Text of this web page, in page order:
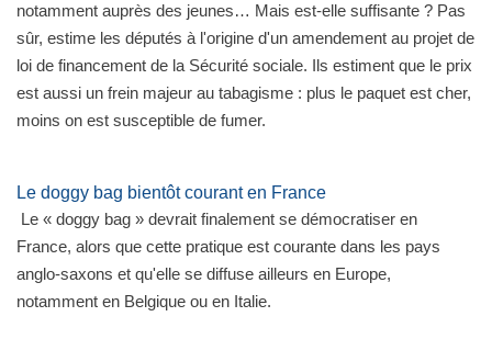
notamment auprès des jeunes… Mais est-elle suffisante ? Pas
sûr, estime les députés à l'origine d'un amendement au projet de
loi de financement de la Sécurité sociale. Ils estiment que le prix
est aussi un frein majeur au tabagisme : plus le paquet est cher,
moins on est susceptible de fumer.
Le doggy bag bientôt courant en France
Le « doggy bag » devrait finalement se démocratiser en
France, alors que cette pratique est courante dans les pays
anglo-saxons et qu'elle se diffuse ailleurs en Europe,
notamment en Belgique ou en Italie.